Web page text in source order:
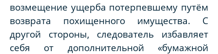
возмещение ущерба потерпевшему путём
возврата похищенного имущества. С
другой стороны, следователь избавляет
себя от дополнительной «бумажной